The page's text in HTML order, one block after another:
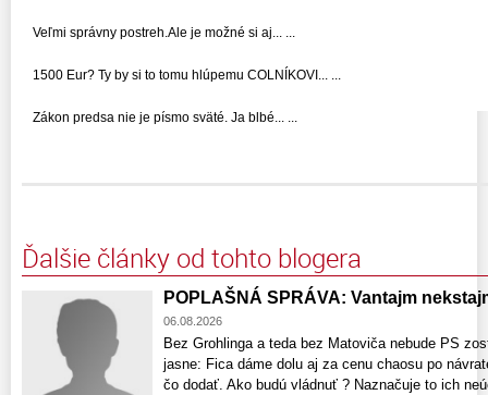
Veľmi správny postreh.Ale je možné si aj... ...
1500 Eur? Ty by si to tomu hlúpemu COLNÍKOVI... ...
Zákon predsa nie je písmo sväté. Ja blbé... ...
Ďalšie články od tohto blogera
POPLAŠNÁ SPRÁVA: Vantajm
06.08.2026
Bez Grohlinga a teda bez Matoviča nebude PS
jasne: Fica dáme dolu aj za cenu chaosu po
čo dodať. Ako budú vládnuť ? Naznačuje to ich